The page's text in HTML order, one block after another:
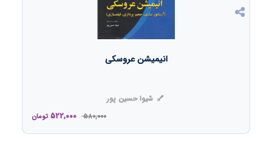
انیمیشن عروسکی
شیوا حسین پور
580,000
522,000 تومان